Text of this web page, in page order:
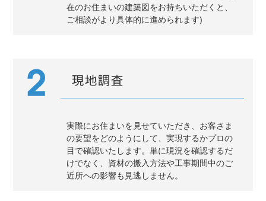
在のお住まいの建築図をお持ちいただくと、
ご相談がより具体的に進められます)
実際にお住まいを見せていただき、お客さま
の要望をどのようにして、実現するかプロの
目で確認いたします。単に現況を確認するだ
けでなく、資材の搬入方法や工事期間中のご
近所への影響も見逃しません。